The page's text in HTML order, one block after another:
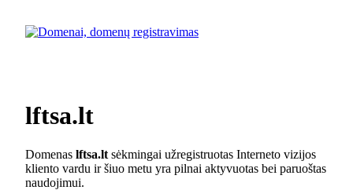
lftsa.lt
Domenas lftsa.lt sėkmingai užregistruotas Interneto vizijos
kliento vardu ir šiuo metu yra pilnai aktyvuotas bei paruoštas
naudojimui.